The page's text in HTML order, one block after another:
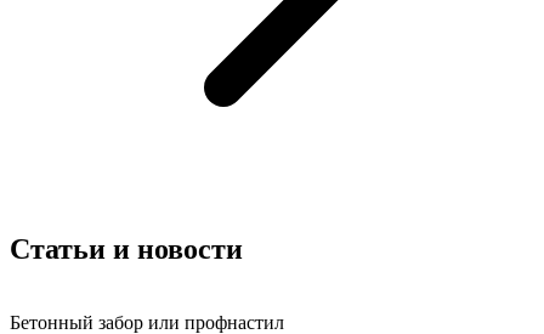
Статьи и новости
Бетонный забор или профнастил